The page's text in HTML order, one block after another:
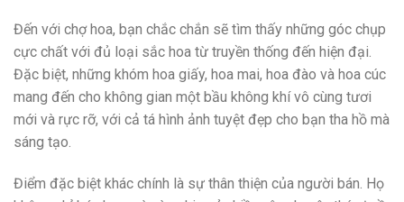
Đến với chợ hoa, bạn chắc chắn sẽ tìm thấy những góc chụp
cực chất với đủ loại sắc hoa từ truyền thống đến hiện đại.
Đặc biệt, những khóm hoa giấy, hoa mai, hoa đào và hoa cúc
mang đến cho không gian một bầu không khí vô cùng tươi
mới và rực rỡ, với cả tá hình ảnh tuyệt đẹp cho bạn tha hồ mà
sáng tạo.
Điểm đặc biệt khác chính là sự thân thiện của người bán. Họ